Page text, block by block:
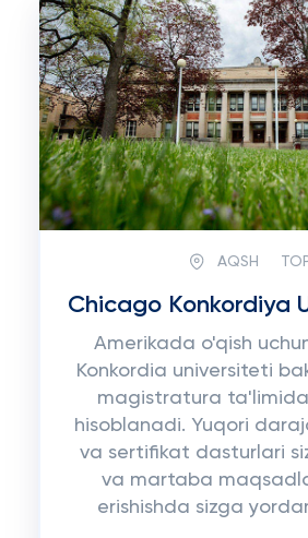
AQSH
Chicago Konkordiya
Amerikada o'qish
Konkordia universiteti
magistratura
hisoblanadi. Yuqori
va sertifikat dasturlari
va martaba
erishishda sizga